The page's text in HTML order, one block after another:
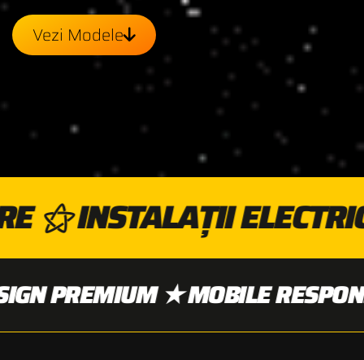
Vezi Modele
⚝
★ NAVIGARE